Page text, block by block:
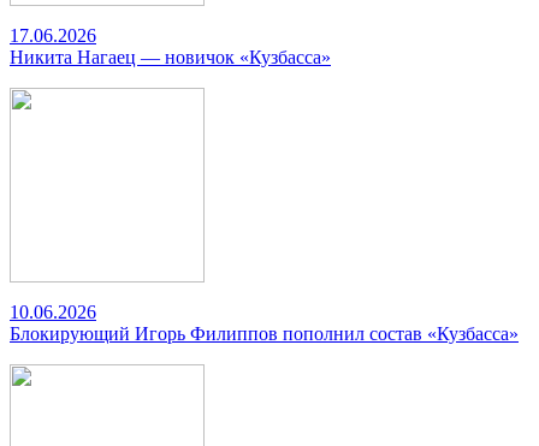
17.06.2026
Никита Нагаец — новичок «Кузбасса»
10.06.2026
Блокирующий Игорь Филиппов пополнил состав «Кузбасса»